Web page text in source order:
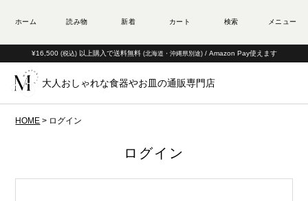
¥16,500 (税込) 以上購入で送料無料 (北海道・沖縄県別途) / Amazon Pay使えます
大人おしゃれな食器やお皿の通販専門店
HOME ログイン
ログイン